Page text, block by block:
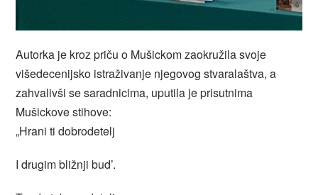
Autorka je kroz priču o Mušickom zaokružila svoje
višedecenijsko istraživanje njegovog stvaralaštva, a
zahvalivši se saradnicima, uputila je prisutnima
Mušickove stihove:
„Hrani ti dobrodetelj
I drugim bližnji bud’.